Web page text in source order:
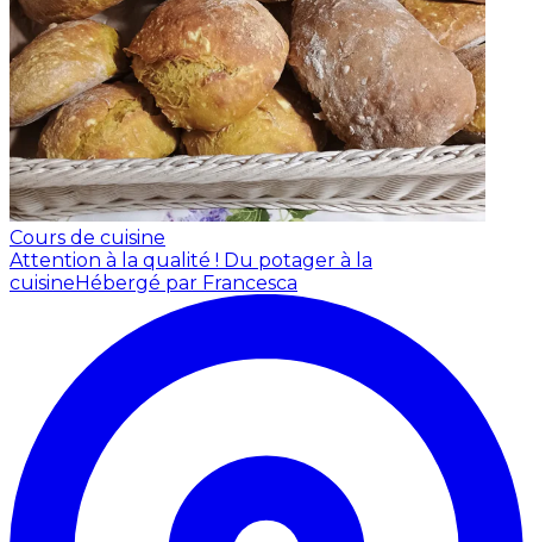
Cours de cuisine
Attention à la qualité ! Du potager à la
cuisineHébergé par Francesca